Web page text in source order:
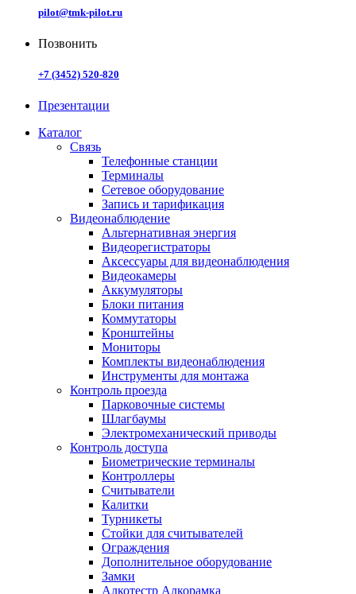
pilot@tmk-pilot.ru
Позвонить
+7 (3452) 520-820
Презентации
Каталог
Связь
Телефонные станции
Терминалы
Сетевое оборудование
Запись и тарификация
Видеонаблюдение
Альтернативная энергия
Видеорегистраторы
Аксессуары для видеонаблюдения
Видеокамеры
Аккумуляторы
Блоки питания
Коммутаторы
Кронштейны
Мониторы
Комплекты видеонаблюдения
Инструменты для монтажа
Контроль проезда
Парковочные системы
Шлагбаумы
Электромеханический приводы
Контроль доступа
Биометрические терминалы
Контроллеры
Считыватели
Калитки
Турникеты
Стойки для считывателей
Ограждения
Дополнительное оборудование
Замки
Алкотестр Алкорамка